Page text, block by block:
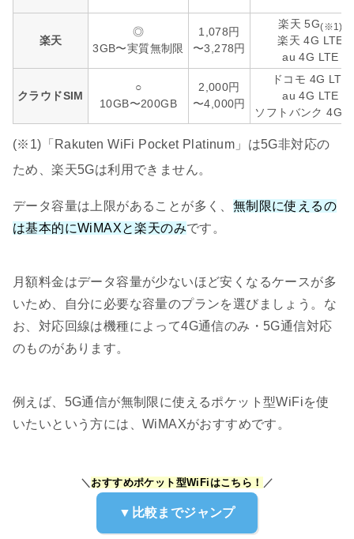
楽天
◎
3GB〜実質無制限
1,078円
〜3,278円
楽天 5G(※1)
楽天 4G LTE
au 4G LTE
クラウドSIM
○
10GB〜200GB
2,000円
〜4,000円
ドコモ 4G LTE
au 4G LTE
ソフトバンク 4G
(※1)「Rakuten WiFi Pocket Platinum」は5G非対応の
ため、楽天5Gは利用できません。
データ容量は上限があることが多く、 無制限に使えるの
は基本的にWiMAXと楽天のみです。
月額料金はデータ容量が少ないほど安くなるケースが多
いため、自分に必要な容量のプランを選びましょう。な
お、対応回線は機種によって4G通信のみ・5G通信対応
のものがあります。
例えば、5G通信が無制限に使えるポケット型WiFiを使
いたいという方には、WiMAXがおすすめです。
＼ おすすめポケット型WiFiはこちら！ ／
▼比較までジャンプ